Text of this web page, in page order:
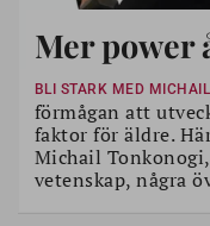
Mer power
BLI STARK MED MICHAIL
förmågan att
faktor för äldre.
Michail
vetenskap, några